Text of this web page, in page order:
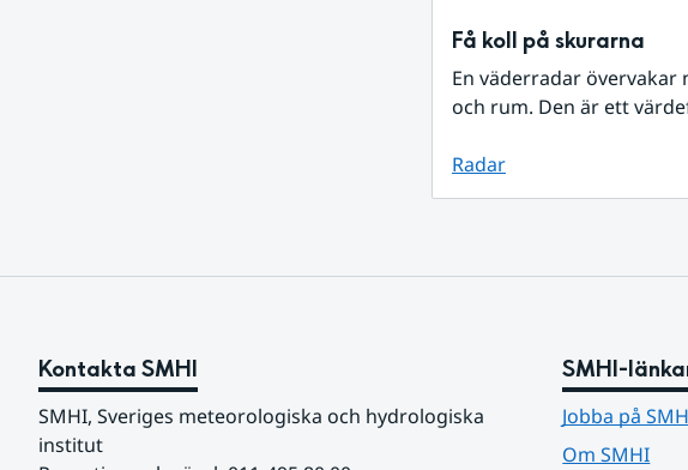
Få koll på skurarna
En väderradar
och rum. Den är ett
Radar
Kontakta SMHI
SMHI, Sveriges meteorologiska och hydrologiska
institut
SMHI-
Jobba på
Om SMHI